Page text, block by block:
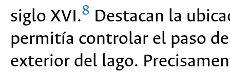
siglo XVI.8 Destacan la
permitía controlar el paso
exterior del lago.